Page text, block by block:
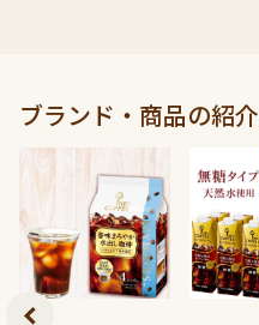
ブランド・商品の紹介